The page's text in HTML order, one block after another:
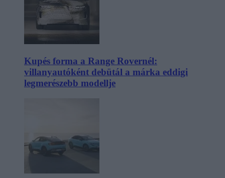
Kupés forma a Range Rovernél:
villanyautóként debütál a márka eddigi
legmerészebb modellje